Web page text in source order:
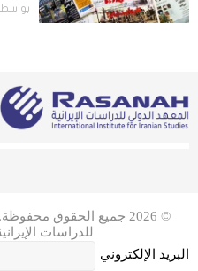
البريد الإلكتروني
© 2026 جميع الحقوق
للدراسات